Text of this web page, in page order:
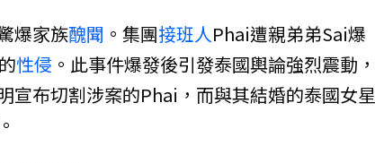
爆家族醜聞 。集團接班人Phai遭親弟弟Sai爆
性侵 。此事件爆發後引發泰國輿論強烈震動，
宣布切割涉案的Phai，而與其結婚的泰國女星